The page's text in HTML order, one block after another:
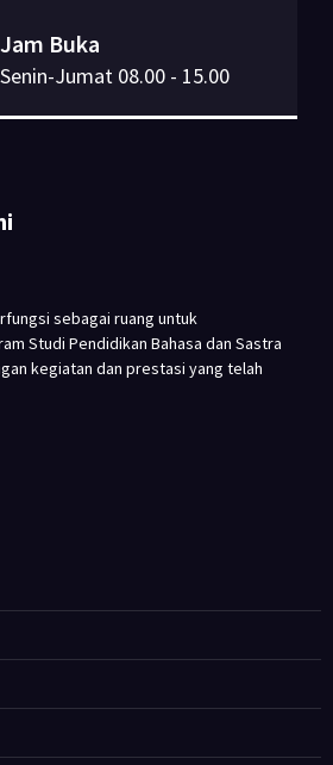
Jam Buka
Senin-Jumat 08.00 - 15.00
sebagai ruang untuk
Studi Pendidikan Bahasa dan Sastra
kegiatan dan prestasi yang telah